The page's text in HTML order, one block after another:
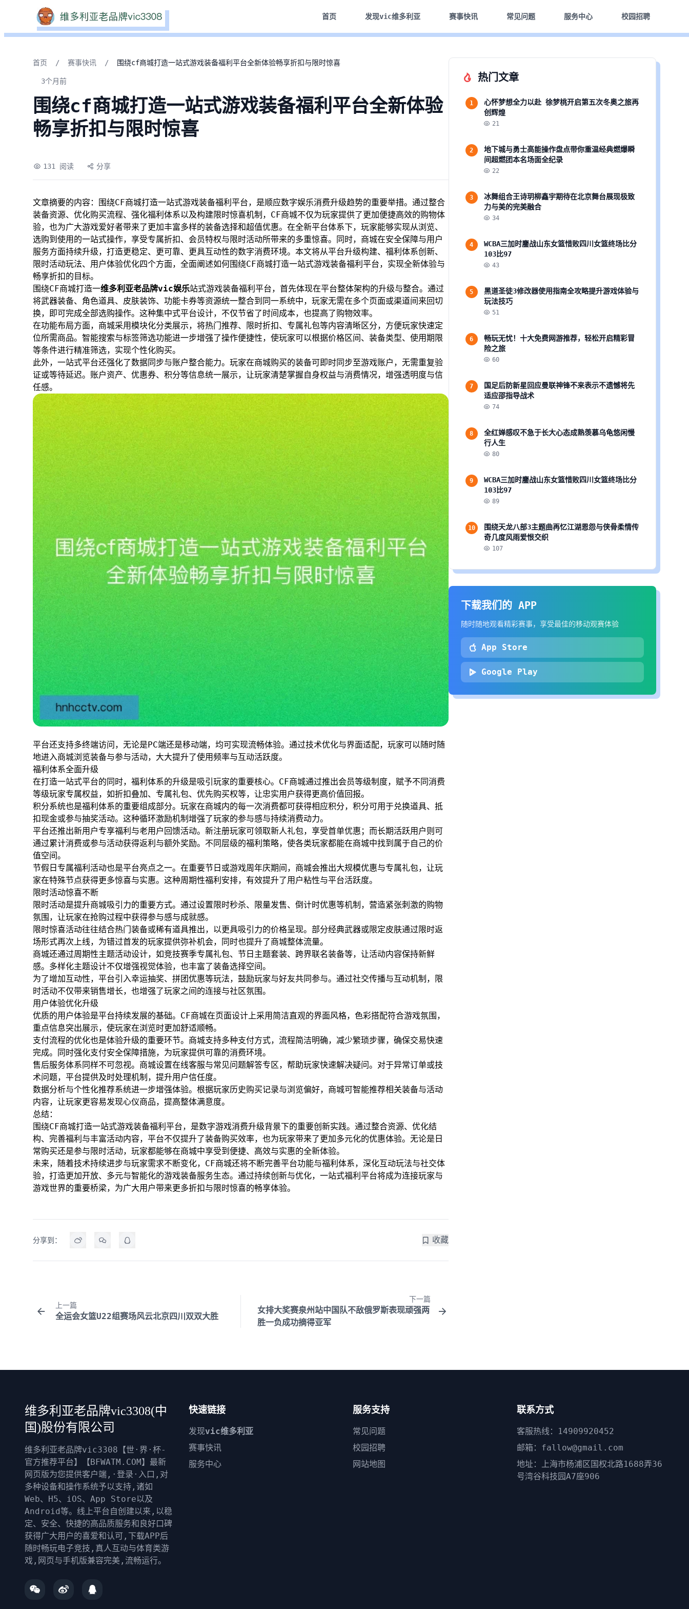
首页 发现vic维多利亚 赛事快讯 常见问题 服务中心 校园招聘
首页 / 赛事快讯 / 围绕cf商城打造一站式游戏装备福利平台全新体验畅享折扣与限时惊喜
3个月前
围绕cf商城打造一站式游戏装备福利平台全新体验
畅享折扣与限时惊喜
131 阅读 分享
文章摘要的内容：围绕CF商城打造一站式游戏装备福利平台，是顺应数字娱乐消费升级趋势的重要举措。通过整合
装备资源、优化购买流程、强化福利体系以及构建限时惊喜机制，CF商城不仅为玩家提供了更加便捷高效的购物体
验，也为广大游戏爱好者带来了更加丰富多样的装备选择和超值优惠。在全新平台体系下，玩家能够实现从浏览、
选购到使用的一站式操作，享受专属折扣、会员特权与限时活动所带来的多重惊喜。同时，商城在安全保障与用户
服务方面持续升级，打造更稳定、更可靠、更具互动性的数字消费环境。本文将从平台升级构建、福利体系创新、
限时活动玩法、用户体验优化四个方面，全面阐述如何围绕CF商城打造一站式游戏装备福利平台，实现全新体验与
畅享折扣的目标。
围绕CF商城打造一维多利亚老品牌vic娱乐站式游戏装备福利平台，首先体现在平台整体架构的升级与整合。通过
将武器装备、角色道具、皮肤装饰、功能卡券等资源统一整合到同一系统中，玩家无需在多个页面或渠道间来回切
换，即可完成全部选购操作。这种集中式平台设计，不仅节省了时间成本，也提高了购物效率。
在功能布局方面，商城采用模块化分类展示，将热门推荐、限时折扣、专属礼包等内容清晰区分，方便玩家快速定
位所需商品。智能搜索与标签筛选功能进一步增强了操作便捷性，使玩家可以根据价格区间、装备类型、使用期限
等条件进行精准筛选，实现个性化购买。
此外，一站式平台还强化了数据同步与账户整合能力。玩家在商城购买的装备可即时同步至游戏账户，无需重复验
证或等待延迟。账户资产、优惠券、积分等信息统一展示，让玩家清楚掌握自身权益与消费情况，增强透明度与信
任感。
平台还支持多终端访问，无论是PC端还是移动端，均可实现流畅体验。通过技术优化与界面适配，玩家可以随时随
地进入商城浏览装备与参与活动，大大提升了使用频率与互动活跃度。
福利体系全面升级
在打造一站式平台的同时，福利体系的升级是吸引玩家的重要核心。CF商城通过推出会员等级制度，赋予不同消费
等级玩家专属权益，如折扣叠加、专属礼包、优先购买权等，让忠实用户获得更高价值回报。
积分系统也是福利体系的重要组成部分。玩家在商城内的每一次消费都可获得相应积分，积分可用于兑换道具、抵
扣现金或参与抽奖活动。这种循环激励机制增强了玩家的参与感与持续消费动力。
平台还推出新用户专享福利与老用户回馈活动。新注册玩家可领取新人礼包，享受首单优惠；而长期活跃用户则可
通过累计消费或参与活动获得返利与额外奖励。不同层级的福利策略，使各类玩家都能在商城中找到属于自己的价
值空间。
节假日专属福利活动也是平台亮点之一。在重要节日或游戏周年庆期间，商城会推出大规模优惠与专属礼包，让玩
家在特殊节点获得更多惊喜与实惠。这种周期性福利安排，有效提升了用户粘性与平台活跃度。
限时活动惊喜不断
限时活动是提升商城吸引力的重要方式。通过设置限时秒杀、限量发售、倒计时优惠等机制，营造紧张刺激的购物
氛围，让玩家在抢购过程中获得参与感与成就感。
限时惊喜活动往往结合热门装备或稀有道具推出，以更具吸引力的价格呈现。部分经典武器或限定皮肤通过限时返
场形式再次上线，为错过首发的玩家提供弥补机会，同时也提升了商城整体流量。
商城还通过周期性主题活动设计，如竞技赛季专属礼包、节日主题套装、跨界联名装备等，让活动内容保持新鲜
感。多样化主题设计不仅增强视觉体验，也丰富了装备选择空间。
为了增加互动性，平台引入幸运抽奖、拼团优惠等玩法，鼓励玩家与好友共同参与。通过社交传播与互动机制，限
时活动不仅带来销售增长，也增强了玩家之间的连接与社区氛围。
用户体验优化升级
优质的用户体验是平台持续发展的基础。CF商城在页面设计上采用简洁直观的界面风格，色彩搭配符合游戏氛围，
重点信息突出展示，使玩家在浏览时更加舒适顺畅。
支付流程的优化也是体验升级的重要环节。商城支持多种支付方式，流程简洁明确，减少繁琐步骤，确保交易快速
完成。同时强化支付安全保障措施，为玩家提供可靠的消费环境。
售后服务体系同样不可忽视。商城设置在线客服与常见问题解答专区，帮助玩家快速解决疑问。对于异常订单或技
术问题，平台提供及时处理机制，提升用户信任度。
数据分析与个性化推荐系统进一步增强体验。根据玩家历史购买记录与浏览偏好，商城可智能推荐相关装备与活动
内容，让玩家更容易发现心仪商品，提高整体满意度。
总结：
围绕CF商城打造一站式游戏装备福利平台，是数字游戏消费升级背景下的重要创新实践。通过整合资源、优化结
构、完善福利与丰富活动内容，平台不仅提升了装备购买效率，也为玩家带来了更加多元化的优惠体验。无论是日
常购买还是参与限时活动，玩家都能够在商城中享受到便捷、高效与实惠的全新体验。
未来，随着技术持续进步与玩家需求不断变化，CF商城还将不断完善平台功能与福利体系，深化互动玩法与社交体
验，打造更加开放、多元与智能化的游戏装备服务生态。通过持续创新与优化，一站式福利平台将成为连接玩家与
游戏世界的重要桥梁，为广大用户带来更多折扣与限时惊喜的畅享体验。
分享到： 收藏
上一篇
全运会女篮U22组赛场风云北京四川双双大胜
下一篇
女排大奖赛泉州站中国队不敌俄罗斯表现顽强两
胜一负成功摘得亚军
热门文章
1
心怀梦想全力以赴 徐梦桃开启第五次冬奥之旅再
创辉煌
21
2
地下城与勇士高能操作盘点带你重温经典燃爆瞬
间超燃团本名场面全纪录
22
3
冰舞组合王诗玥柳鑫宇期待在北京舞台展现极致
力与美的完美融合
34
4
WCBA三加时鏖战山东女篮惜败四川女篮终场比分
103比97
43
5
黑道圣徒3修改器使用指南全攻略提升游戏体验与
玩法技巧
51
6
畅玩无忧！十大免费网游推荐，轻松开启精彩冒
险之旅
60
7
国足后防新星回应曼联神锋不来表示不遗憾将先
适应邵指导战术
74
8
全红婵感叹不急于长大心态成熟羡慕乌龟悠闲慢
行人生
80
9
WCBA三加时鏖战山东女篮惜败四川女篮终场比分
103比97
89
10
围绕天龙八部3主题曲再忆江湖恩怨与侠骨柔情传
奇几度风雨爱恨交织
107
下载我们的 APP
随时随地观看精彩赛事，享受最佳的移动观赛体验
App Store
Google Play
维多利亚老品牌vic3308(中
国)股份有限公司
维多利亚老品牌vic3308【世·界·杯-
官方推荐平台】【BFWATM.COM】最新
网页版为您提供客户端,·登录·入口,对
多种设备和操作系统予以支持,诸如
Web、H5、iOS、App Store以及
Android等。线上平台自创建以来,以稳
定、安全、快捷的高品质服务和良好口碑
获得广大用户的喜爱和认可,下载APP后
随时畅玩电子竞技,真人互动与体育类游
戏,网页与手机版兼容完美,流畅运行。
快速链接
发现vic维多利亚
赛事快讯
服务中心
服务支持
常见问题
校园招聘
网站地图
联系方式
客服热线：14909920452
邮箱：fallow@gmail.com
地址：上海市杨浦区国权北路1688弄36
号湾谷科技园A7座906